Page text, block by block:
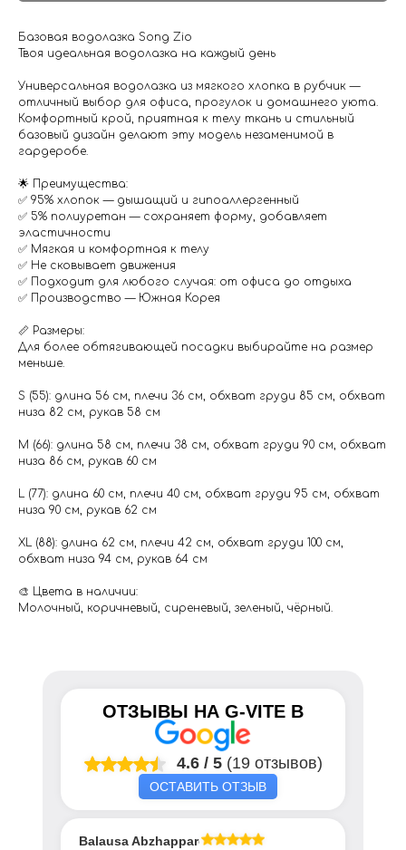
Базовая водолазка Song Zio
Твоя идеальная водолазка на каждый день
Универсальная водолазка из мягкого хлопка в рубчик —
отличный выбор для офиса, прогулок и домашнего уюта.
Комфортный крой, приятная к телу ткань и стильный
базовый дизайн делают эту модель незаменимой в
гардеробе.
🌟 Преимущества:
✅ 95% хлопок — дышащий и гипоаллергенный
✅ 5% полиуретан — сохраняет форму, добавляет
эластичности
✅ Мягкая и комфортная к телу
✅ Не сковывает движения
✅ Подходит для любого случая: от офиса до отдыха
✅ Производство — Южная Корея
📏 Размеры:
Для более обтягивающей посадки выбирайте на размер
меньше.
S (55): длина 56 см, плечи 36 см, обхват груди 85 см, обхват
низа 82 см, рукав 58 см
M (66): длина 58 см, плечи 38 см, обхват груди 90 см, обхват
низа 86 см, рукав 60 см
L (77): длина 60 см, плечи 40 см, обхват груди 95 см, обхват
низа 90 см, рукав 62 см
XL (88): длина 62 см, плечи 42 см, обхват груди 100 см,
обхват низа 94 см, рукав 64 см
🎨 Цвета в наличии:
Молочный, коричневый, сиреневый, зеленый, чёрный.
ОТЗЫВЫ НА G-VITE В
4.6 / 5 (19 отзывов)
ОСТАВИТЬ ОТЗЫВ
Balausa Abzhapparova